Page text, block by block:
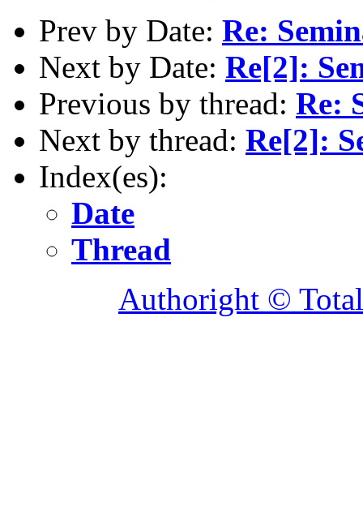
Prev by Date: Re:
Next by Date: Re[2]:
Previous by thread: Re:
Next by thread: Re[2]:
Index(es):
Date
Thread
Authoright ©